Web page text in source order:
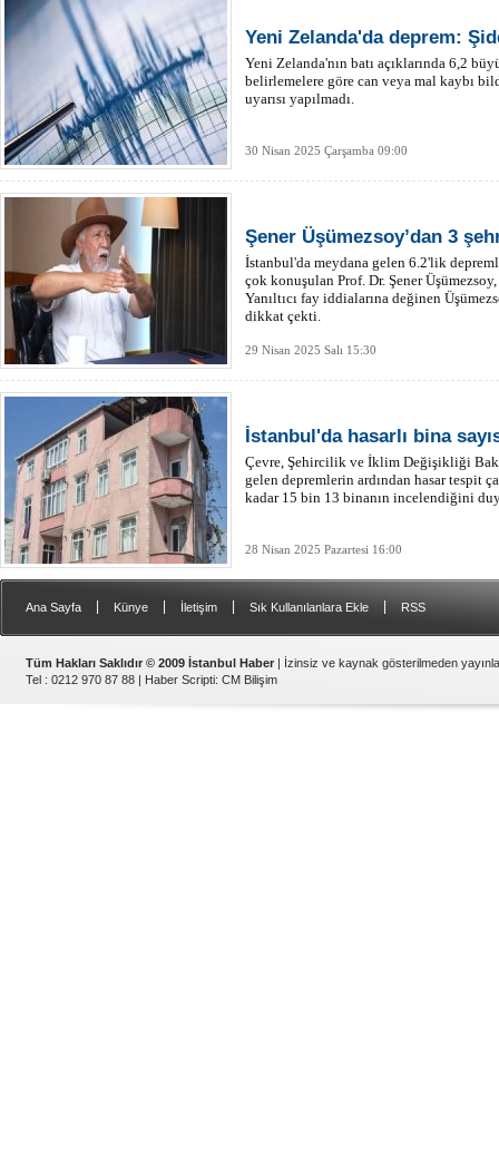
Yeni Zelanda'da deprem:
Yeni Zelanda'nın batı açıklarında 6,2
belirlemelere göre can veya mal kaybı
uyarısı yapılmadı.
30 Nisan 2025 Çarşamba 09:00
Şener Üşümezsoy’dan 3
İstanbul'da meydana gelen 6.2'lik
çok konuşulan Prof. Dr. Şener
Yanıltıcı fay iddialarına değinen
dikkat çekti.
29 Nisan 2025 Salı 15:30
İstanbul'da hasarlı bina
Çevre, Şehircilik ve İklim Değişikliği
gelen depremlerin ardından hasar tespit
kadar 15 bin 13 binanın incelendiğini
28 Nisan 2025 Pazartesi 16:00
Ana Sayfa Künye İletişim Sık Kullanılanlara Ekle RSS
Tüm Hakları Saklıdır © 2009 İstanbul Haber | İzinsiz ve kaynak gösterilmeden
Tel : 0212 970 87 88 | Haber Scripti: CM Bilişim